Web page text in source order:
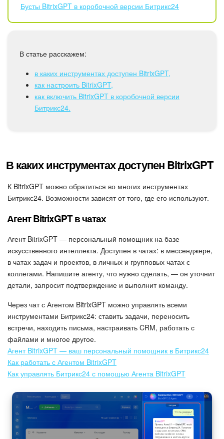
Подпись
Центр продаж
Аналитика
BI Конструктор
Сотрудники
Контакт-центр
Виджет сотрудника
Телефония
Филиальная сеть
Приложение Битрикс24
Общие вопросы
Битрикс24 в коробке
Бусты BitrixGPT в коробочной версии Битрикс24
В статье расскажем:
в каких инструментах доступен BitrixGPT,
как настроить BitrixGPT,
как включить BitrixGPT в коробочной версии
Битрикс24.
В каких инструментах доступен BitrixGPT
К BitrixGPT можно обратиться во многих инструментах
Битрикс24. Возможности зависят от того, где его используют.
Агент BitrixGPT в чатах
Агент BitrixGPT — персональный помощник на базе
искусственного интеллекта. Доступен в чатах: в мессенджере,
в чатах задач и проектов, в личных и групповых чатах с
коллегами. Напишите агенту, что нужно сделать, — он уточнит
детали, запросит подтверждение и выполнит команду.
Через чат с Агентом BitrixGPT можно управлять всеми
инструментами Битрикс24: ставить задачи, переносить
встречи, находить письма, настраивать CRM, работать с
файлами и многое другое.
Агент BitrixGPT — ваш персональный помощник в Битрикс24
Как работать с Агентом BitrixGPT
Как управлять Битрикс24 с помощью Агента BitrixGPT